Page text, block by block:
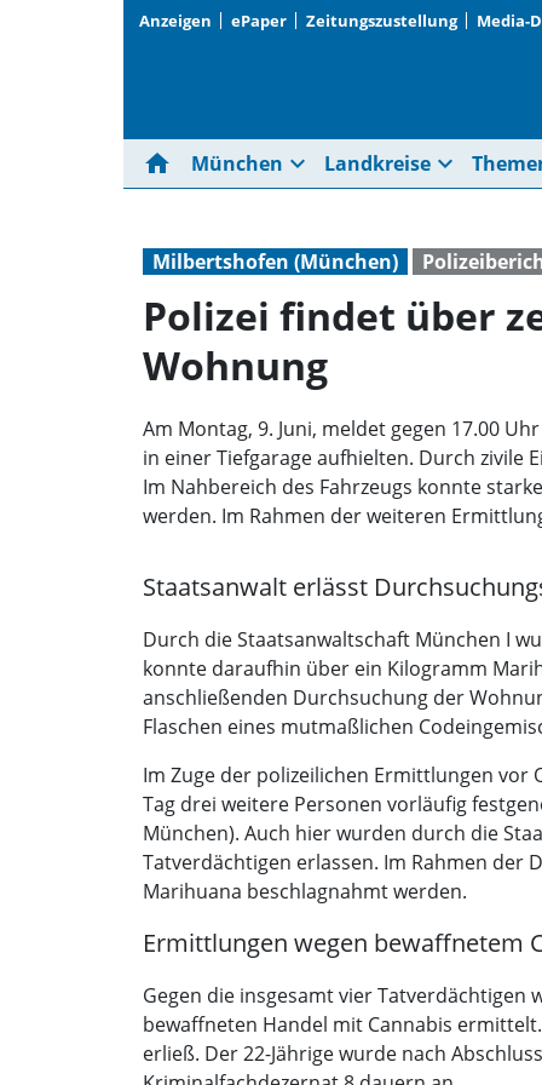
Anzeigen ePaper Zeitungszustellung Media-
home München expand_more Landkreise expand_more
Milbertshofen (München)
Polizei findet über
Wohnung
Am Montag, 9. Juni, meldet gegen 17.00
in einer Tiefgarage aufhielten. Durch zivile
Im Nahbereich des Fahrzeugs konnte
werden. Im Rahmen der weiteren
Staatsanwalt erlässt
Durch die Staatsanwaltschaft München I
konnte daraufhin über ein Kilogramm
anschließenden Durchsuchung der
Flaschen eines mutmaßlichen
Im Zuge der polizeilichen Ermittlungen vor
Tag drei weitere Personen vorläufig
München). Auch hier wurden durch die
Tatverdächtigen erlassen. Im Rahmen der
Marihuana beschlagnahmt werden.
Ermittlungen wegen bewaffnetem
Gegen die insgesamt vier
bewaffneten Handel mit Cannabis
erließ. Der 22-Jährige wurde nach